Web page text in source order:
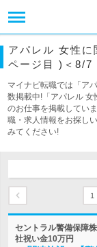
アパレル 女性
ページ目 )＜8/7
マイナビ転職では「ア
数掲載中!「アパレル
のお仕事を掲載してい
職・求人情報をお探し
みてください!
1
セントラル警備保障
社祝い金10万円